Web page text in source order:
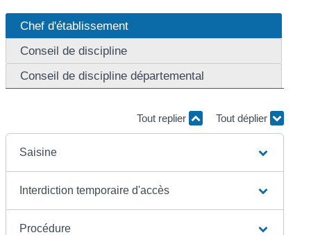
Chef d'établissement
Conseil de discipline
Conseil de discipline départemental
Tout replier Tout déplier
Saisine
Interdiction temporaire d'accès
Procédure